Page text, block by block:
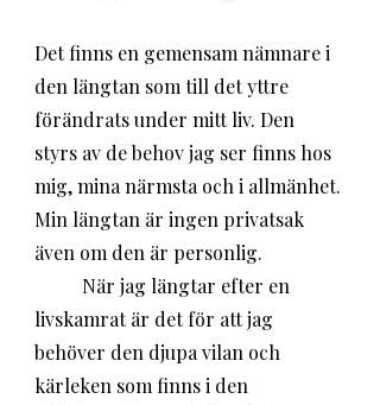
Det finns en gemensam nämnare i
den längtan som till det yttre
förändrats under mitt liv. Den
styrs av de behov jag ser finns hos
mig, mina närmsta och i allmänhet.
Min längtan är ingen privatsak
även om den är personlig.
livskamrat är det för att jag
behöver den djupa vilan och
kärleken som finns i den